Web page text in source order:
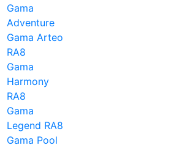
Gama
Adventure
Gama Arteo
RA8
Gama
Harmony
RA8
Gama
Legend RA8
Gama Pool